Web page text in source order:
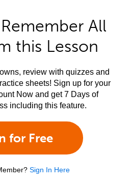
All
this Lesson
review with quizzes and
sheets! Sign up for your
Now and get 7 Days of
including this feature.
for Free
Sign In Here